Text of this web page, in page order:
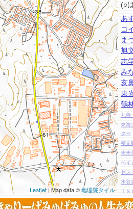
Leaflet| Map data ©地理院タイル
(○
あ
コ
ま
旭
志
み
亥
東
鶴
丸善
東海
ター
精文
未来
ベイ
ゼ
水谷
Ｔ
桃